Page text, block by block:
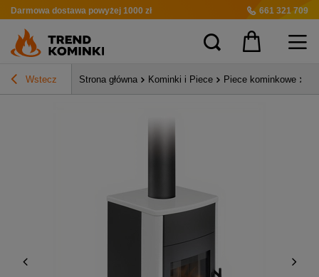
Darmowa dostawa powyżej 1000 zł 661 321 709
Wstecz Strona główna Kominki i Piece Piece kominkowe